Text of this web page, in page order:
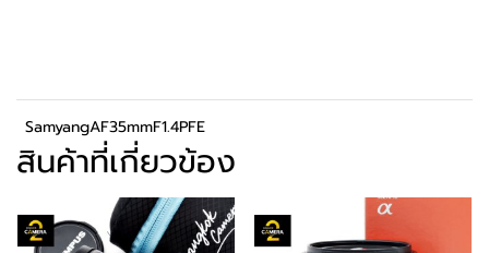
SamyangAF35mmF1.4PFE
สินค้าที่เกี่ยวข้อง